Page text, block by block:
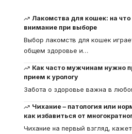
Лакомства для кошек: на что
внимание при выборе
Выбор лакомств для кошек
общем здоровье и…
Как часто мужчинам нужно
прием к урологу
Забота о здоровье важна в
Чихание – патология или
как избавиться от
Чихание на первый взгляд,